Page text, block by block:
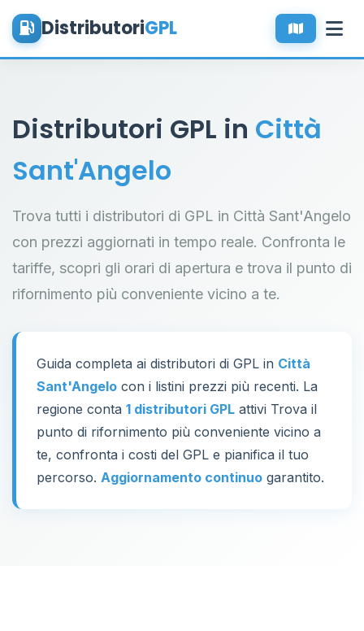
DistributoriGPL
Distributori GPL in Città
Sant'Angelo
Trova tutti i distributori di GPL in Città Sant'Angelo
con prezzi aggiornati in tempo reale. Confronta le
tariffe, scopri gli orari di apertura e trova il punto di
rifornimento più conveniente vicino a te.
Guida completa ai distributori di GPL in Città
Sant'Angelo con i listini prezzi più recenti. La
regione conta 1 distributori GPL attivi Trova il
punto di rifornimento più conveniente vicino a
te, confronta i costi del GPL e pianifica il tuo
percorso. Aggiornamento continuo garantito.